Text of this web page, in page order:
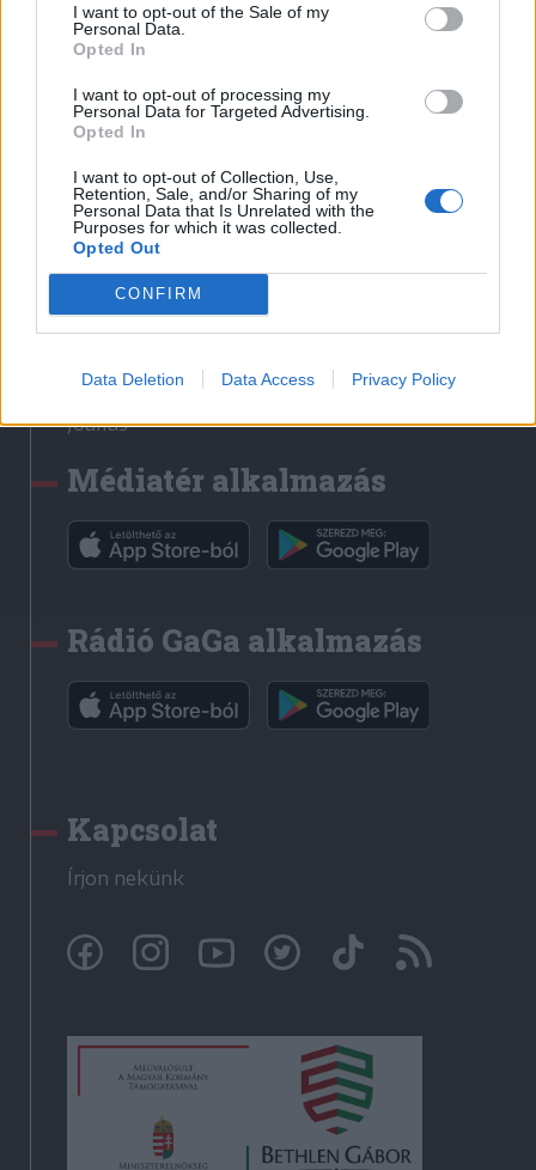
I want to opt-out of the Sale of my
Personal Data.
Opted In
I want to opt-out of processing my
Personal Data for Targeted Advertising.
Opted In
I want to opt-out of Collection, Use,
Retention, Sale, and/or Sharing of my
Personal Data that Is Unrelated with the
Purposes for which it was collected.
Opted Out
CONFIRM
Data Deletion Data Access Privacy Policy
Sütibeállítások
Médiatér
Liget
Krónika
Bihari Napló
Erdélyi Napló
Főtér
Rádió GaGa
Jóállás
Médiatér alkalmazás
Rádió GaGa alkalmazás
Kapcsolat
Írjon nekünk